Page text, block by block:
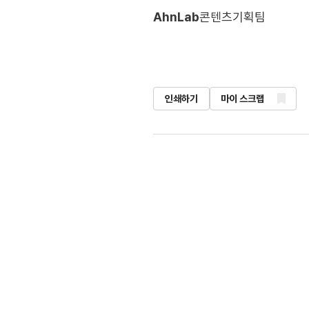
AhnLab콘텐츠기획팀
인쇄하기 마이 스크랩